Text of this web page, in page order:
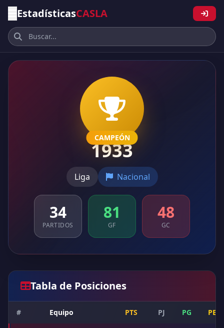
EstadísticasCASLA
CAMPEÓN
1933
Liga Nacional
34
PARTIDOS
81
GF
48
GC
Tabla de Posiciones
# Equipo PTS PJ PG PE